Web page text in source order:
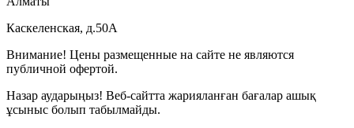
Каскеленская, д.50А
Внимание! Цены размещенные на сайте не являются
публичной офертой.
Назар аударыңыз! Веб-сайтта жарияланған бағалар ашық
ұсыныс болып табылмайды.